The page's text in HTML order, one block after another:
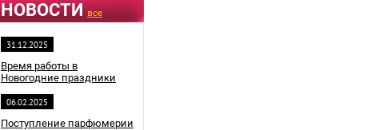
НОВОСТИвсе
31.12.2025
Время работы в
Новогодние праздники
06.02.2025
Поступление парфюмерии